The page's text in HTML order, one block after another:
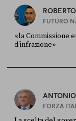
FUTURO
«la Commissione
d’infrazione»
FORZA